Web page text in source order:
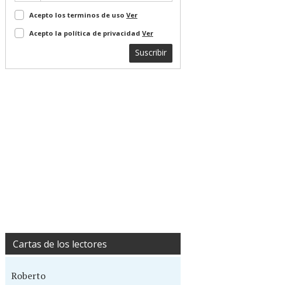
Acepto los terminos de uso Ver
Acepto la política de privacidad Ver
Suscribir
Cartas de los lectores
Roberto